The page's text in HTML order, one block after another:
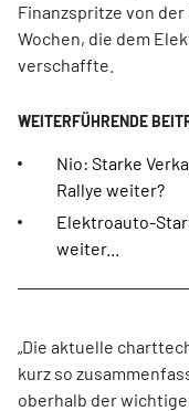
Finanzspritze von
Wochen, die dem
verschaffte.
Nio: Starke
Rallye weiter?
Elektroauto-
weiter...
„Die aktuelle
kurz so
oberhalb der